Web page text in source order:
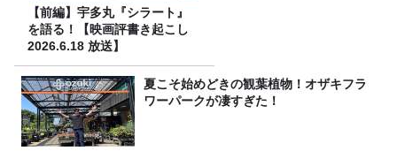
【前編】宇多丸『シラート』
を語る！【映画評書き起こし
2026.6.18 放送】
夏こそ始めどきの観葉植物！オザキフラ
ワーパークが凄すぎた！